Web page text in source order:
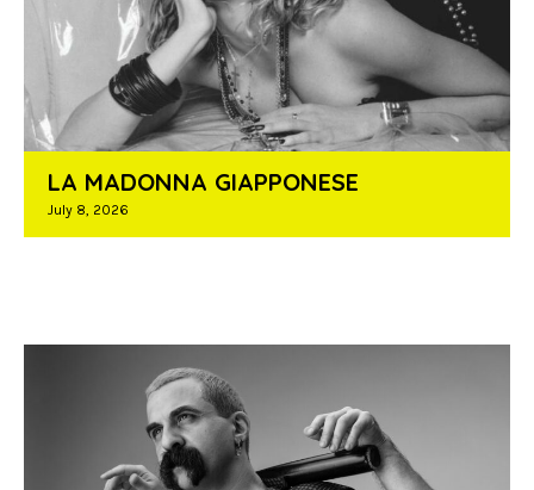
LA MADONNA GIAPPONESE
July 8, 2026